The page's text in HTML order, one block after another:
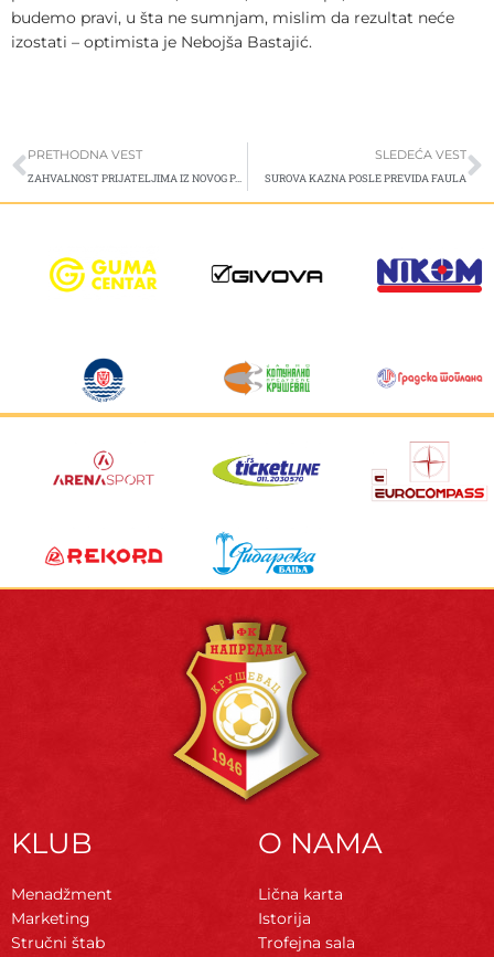
budemo pravi, u šta ne sumnjam, mislim da rezultat neće
izostati – optimista je Nebojša Bastajić.
Prev
PRETHODNA VEST
ZAHVALNOST PRIJATELJIMA IZ NOVOG PAZARA
SLEDEĆA VEST
SUROVA KAZNA POSLE PREVIDA FAULA
KLUB
Menadžment
Marketing
Stručni štab
O NAMA
Lična karta
Istorija
Trofejna sala